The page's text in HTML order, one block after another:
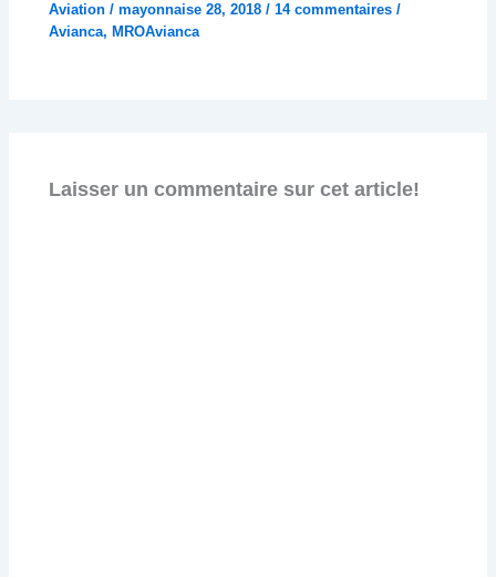
Aviation /mayonnaise 28, 2018/14 commentaires /
Avianca, MROAvianca
Laisser un commentaire sur cet article!